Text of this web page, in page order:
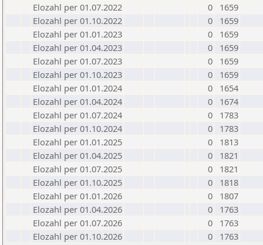
Elozahl per 01.07.2022
0
1659
Elozahl per 01.10.2022
0
1659
Elozahl per 01.01.2023
0
1659
Elozahl per 01.04.2023
0
1659
Elozahl per 01.07.2023
0
1659
Elozahl per 01.10.2023
0
1659
Elozahl per 01.01.2024
0
1654
Elozahl per 01.04.2024
0
1674
Elozahl per 01.07.2024
0
1783
Elozahl per 01.10.2024
0
1783
Elozahl per 01.01.2025
0
1813
Elozahl per 01.04.2025
0
1821
Elozahl per 01.07.2025
0
1821
Elozahl per 01.10.2025
0
1818
Elozahl per 01.01.2026
0
1807
Elozahl per 01.04.2026
0
1763
Elozahl per 01.07.2026
0
1763
Elozahl per 01.10.2026
0 1763